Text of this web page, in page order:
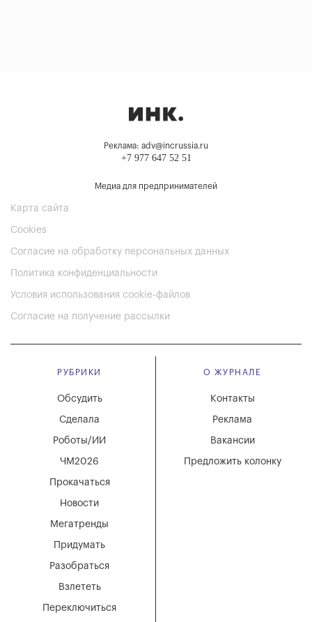
Реклама: adv@incrussia.ru
+7 977 647 52 51
Медиа для предпринимателей
Карта сайта
Cookies
Согласие на обработку персональных данных
Политика конфиденциальности
Условия использования cookie-файлов
Согласие на получение рассылки
РУБРИКИ
Мегатренды
Придумать
Разобраться
Взлететь
Новости
Переключиться
Обсудить
Сделала
Роботы/ИИ
ЧМ2026
Прокачаться
О ЖУРНАЛЕ
Вакансии
Реклама
Контакты
Предложить колонку